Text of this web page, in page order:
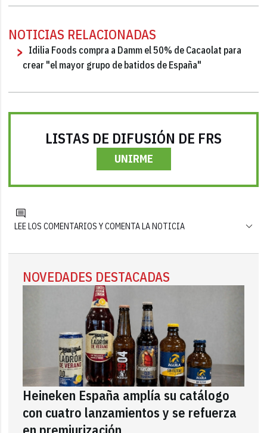
NOTICIAS RELACIONADAS
Idilia Foods compra a Damm el 50% de Cacaolat para
crear "el mayor grupo de batidos de España"
LISTAS DE DIFUSIÓN DE FRS
UNIRME
LEE LOS COMENTARIOS Y COMENTA LA NOTICIA
NOVEDADES DESTACADAS
Heineken España amplía su catálogo
con cuatro lanzamientos y se refuerza